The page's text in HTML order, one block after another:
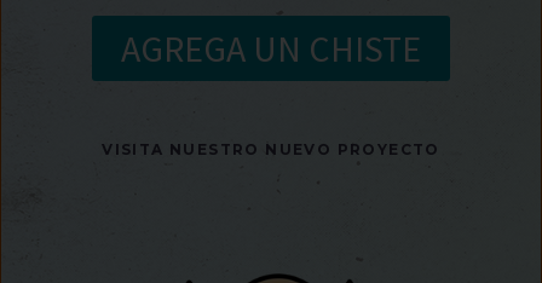
AGREGA UN CHISTE
VISITA NUESTRO NUEVO PROYECTO